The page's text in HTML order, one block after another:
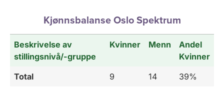
Kjønnsbalanse Oslo Spektrum
Beskrivelse av
stillingsnivå/-gruppe
Kvinner Menn
Andel
Kvinner
Total
9 14
39%